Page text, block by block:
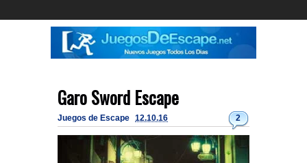
Garo Sword Escape
2
Juegos de Escape 12.10.16